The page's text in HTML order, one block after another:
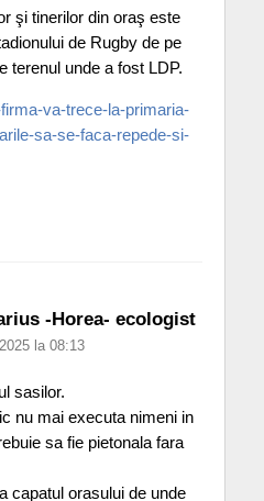
şi tinerilor din oraş este
de Rugby de pe
terenul unde a fost LDP.
va-trece-la-primaria-
sa-se-faca-repede-si-
-Horea- ecologist
la 08:13
sasilor.
nu mai executa nimeni in
sa fie pietonala fara
capatul orasului de unde